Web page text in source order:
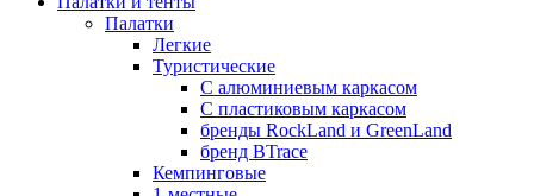
Палатки
Легкие
Туристические
С алюминиевым каркасом
С пластиковым каркасом
бренды RockLand и GreenLand
бренд BTrace
Кемпинговые